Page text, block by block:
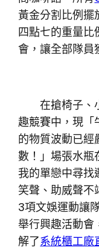
黃金分割比例擺
四點七的重量比
會，讓全部隊員
在搶椅子、
趣競賽中，現「
的物質波動已經
數！」場張水瓶
我的單戀中尋找
笑聲、助威聲不
3項文娛運動讓
舉行興趣活動會
解了系統櫃工廠